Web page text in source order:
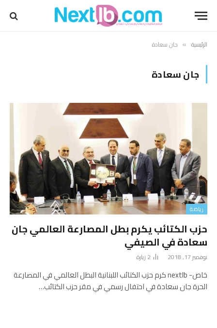
الرئيسية » جان سعادة
جان سعادة
رياضة
حزب الكتائب يكرم بطل المصارعة العالمي جان
سعادة في الصيفي
نوفمبر 17, 2018 2 زيارة
خاص- nextlb كرم حزب الكتائب اللبنانية البطل العالمي في المصارعة
الحرة جان سعادة في احتفال رسمي في مقر حزب الكتائب…